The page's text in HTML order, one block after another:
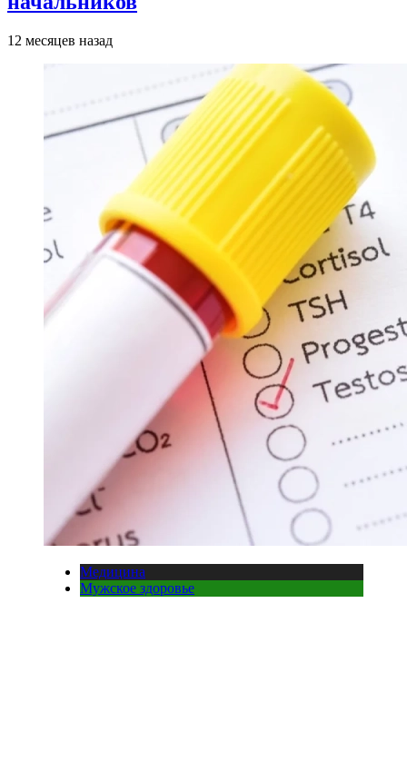
12 месяцев назад
Медицина
Мужское здоровье